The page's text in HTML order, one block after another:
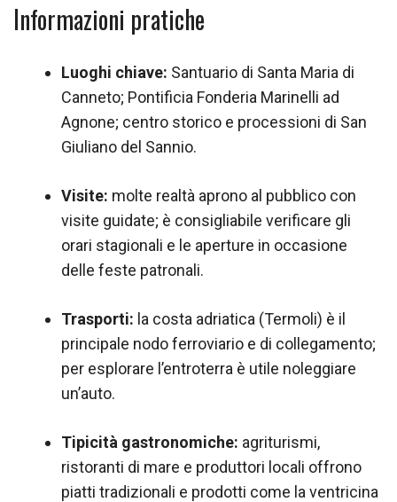
Informazioni pratiche
Luoghi chiave: Santuario di Santa Maria di
Canneto; Pontificia Fonderia Marinelli ad
Agnone; centro storico e processioni di San
Giuliano del Sannio.
Visite: molte realtà aprono al pubblico con
visite guidate; è consigliabile verificare gli
orari stagionali e le aperture in occasione
delle feste patronali.
Trasporti: la costa adriatica (Termoli) è il
principale nodo ferroviario e di collegamento;
per esplorare l’entroterra è utile noleggiare
un’auto.
Tipicità gastronomiche: agriturismi,
ristoranti di mare e produttori locali offrono
piatti tradizionali e prodotti come la ventricina